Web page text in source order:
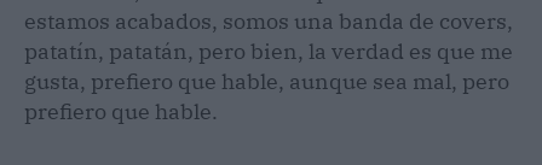
estamos acabados, somos una banda de covers,
patatín, patatán, pero bien, la verdad es que me
gusta, prefiero que hable, aunque sea mal, pero
prefiero que hable.